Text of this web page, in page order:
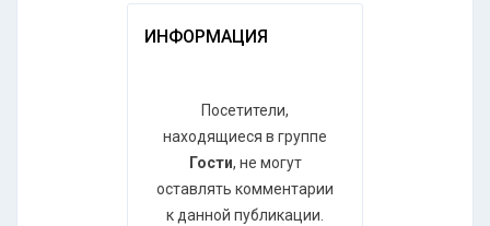
ИНФОРМАЦИЯ
Посетители,
находящиеся в группе
Гости, не могут
оставлять комментарии
к данной публикации.